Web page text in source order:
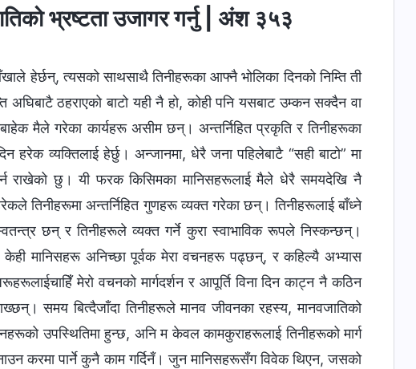
भ्रष्टता उजागर गर्नु | अंश ३५३
हेर्छन्, त्यसको साथसाथै तिनीहरूका आफ्नै भोलिका दिनको निम्ति ती
अघिबाटै ठहराएको बाटो यही नै हो, कोही पनि यसबाट उम्कन सक्दैन वा
मैले गरेका कार्यहरू असीम छन्। अन्तर्निहित प्रकृति र तिनीहरूका
व्यक्तिलाई हेर्छु। अन्जानमा, धेरै जना पहिलेबाटै “सही बाटो” मा
राखेको छु। यी फरक किसिमका मानिसहरूलाई मैले धेरै समयदेखि नै
तिनीहरूमा अन्तर्निहित गुणहरू व्यक्त गरेका छन्। तिनीहरूलाई बाँध्ने
छन् र तिनीहरूले व्यक्त गर्ने कुरा स्वाभाविक रूपले निस्कन्छन्।
मानिसहरू अनिच्छा पूर्वक मेरा वचनहरू पढ्छन्, र कहिल्यै अभ्यास
मेरो वचनको मार्गदर्शन र आपूर्ति विना दिन काट्न नै कठिन
समय बित्दैजाँदा तिनीहरूले मानव जीवनका रहस्य, मानवजातिको
उपस्थितिमा हुन्छ, अनि म केवल कामकुराहरूलाई तिनीहरूको मार्ग
करमा पार्ने कुनै काम गर्दिनँ। जुन मानिसहरूसँग विवेक थिएन, जसको